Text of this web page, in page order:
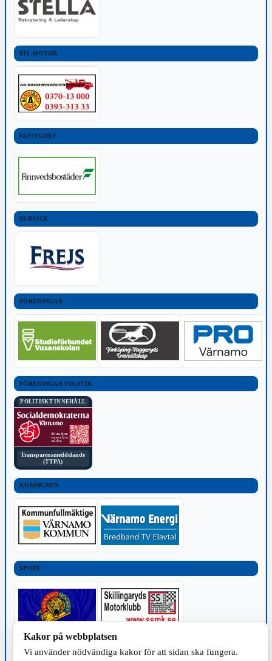
BIL-MOTOR
FASTIGHET
SERVICE
FÖRENINGAR
FÖRENINGAR POLITIK
POLITISKT INNEHÅLL
Transparensmeddelande
(TTPA)
KOMMUNEN
SPORT
TILLVERKNING
Kakor på webbplatsen
Vi använder nödvändiga kakor för att sidan ska fungera.